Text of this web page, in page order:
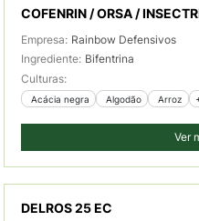
COFENRIN / ORSA /
Empresa: Rainbow Defensivos
Ingrediente: Bifentrina
Culturas:
Acácia negra Algodão Arroz
Ver
DELROS 25 EC